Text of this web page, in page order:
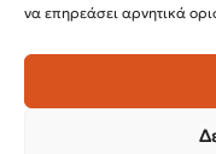
να επηρεάσει αρνητικά